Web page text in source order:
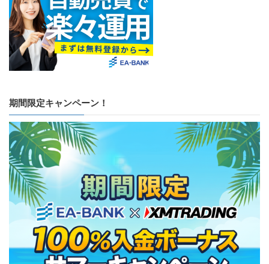
期間限定キャンペーン！